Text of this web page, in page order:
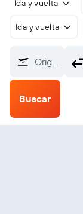
Ida y vuelta
Ida y vuelta
Origen
Buscar